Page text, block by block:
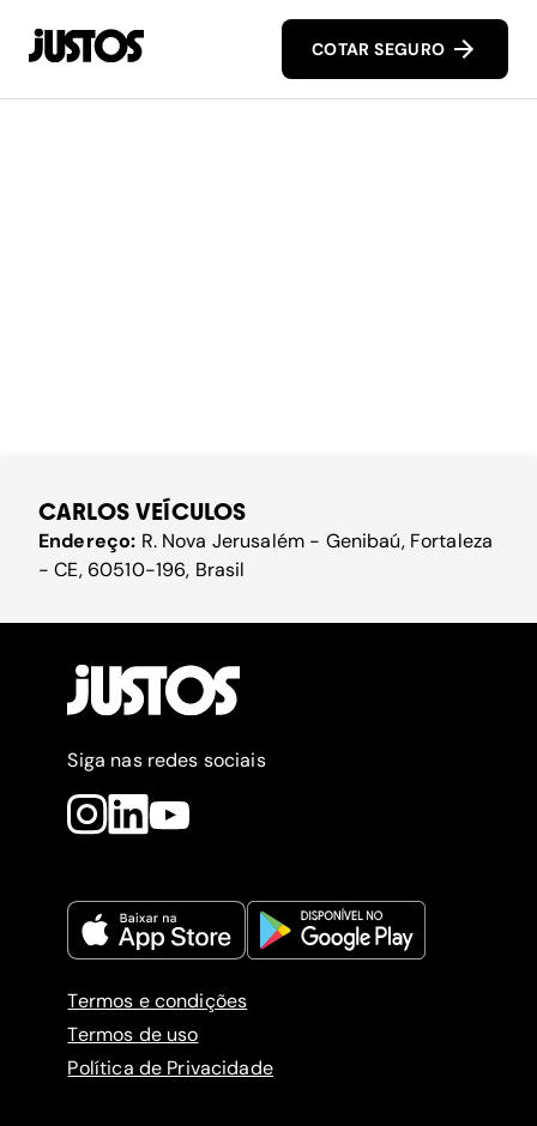
COTAR SEGURO
CARLOS VEÍCULOS
Endereço: R. Nova Jerusalém - Genibaú, Fortaleza
- CE, 60510-196, Brasil
Siga nas redes sociais
Termos e condições
Termos de uso
Política de Privacidade